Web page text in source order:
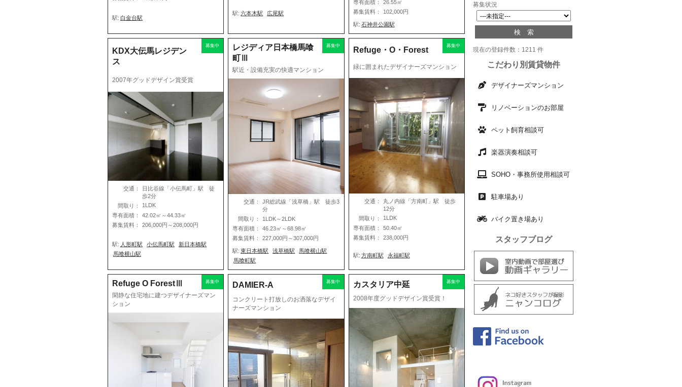
駅: 白金台駅
駅: 六本木駅 広尾駅
専有面積：
26.55㎡
募集賃料：
102,000円
駅: 石神井公園駅
KDX大伝馬レジデン
ス
2007年グッドデザイン賞受賞
交通：
日比谷線「小伝馬町」駅 徒
歩2分
間取り：
1LDK
専有面積：
42.02㎡～44.33㎡
募集賃料：
206,000円～208,000円
駅: 人形町駅 小伝馬町駅
新日本橋駅
馬喰横山駅
募集中
レジディア日本橋馬喰
町Ⅲ
駅近・設備充実の快適マンション
交通：
JR総武線「浅草橋」駅 徒歩3
分
間取り：
1LDK～2LDK
専有面積：
46.23㎡～68.98㎡
募集賃料：
227,000円～307,000円
駅: 東日本橋駅 浅草橋駅
馬喰横山駅
馬喰町駅
募集中 Refuge・O・Forest
緑に囲まれたデザイナーズマンション
交通：
丸ノ内線「方南町」駅 徒歩
12分
間取り：
1LDK
専有面積：
50.40㎡
募集賃料：
238,000円
駅: 方南町駅 永福町駅
募集中
Refuge O ForestⅢ
閑静な住宅地に建つデザイナーズマン
ション
募集中 DAMIER-A
コンクリート打放しのお洒落なデザイ
ナーズマンション
募集中 カスタリア中延
2008年度グッドデザイン賞受賞！
募集中
募集状況
現在の登録件数：1211 件
こだわり別賃貸物件
デザイナーズマンション
リノベーションのお部屋
ペット飼育相談可
楽器演奏相談可
SOHO・事務所使用相談可
駐車場あり
バイク置き場あり
スタッフブログ